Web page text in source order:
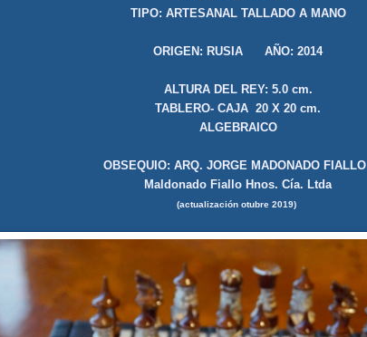
TIPO: ARTESANAL TALLADO A MANO
ORIGEN: RUSIA AÑO: 2014
ALTURA DEL REY: 5.0 cm.
TABLERO- CAJA 20 X 20 cm.
ALGEBRAICO
OBSEQUIO: ARQ. JORGE MADONADO FIALLO
Maldonado Fiallo Hnos. Cía. Ltda
(actualización otubre 2019)